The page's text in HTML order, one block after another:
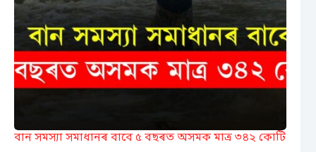
বান সমস্যা সমাধানৰ বাবে ৫ বছৰত অসমক মাত্ৰ ৩৪২ কোটি